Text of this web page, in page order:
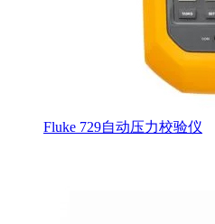
Fluke 729自动压力校验仪